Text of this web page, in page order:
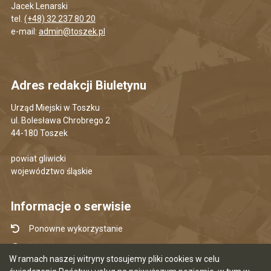
W ramach naszej witryny stosujemy pliki cookies w celu
Jacek Lenarski
tel. (+48) 32 237 80 20
e-mail: admin@toszek.pl
Adres redakcji Biuletynu
Urząd Miejski w Toszku
ul. Bolesława Chrobrego 2
44-180 Toszek
powiat gliwicki
województwo śląskie
Informacje o serwisie
Ponowne wykorzystanie
Mapa serwisu